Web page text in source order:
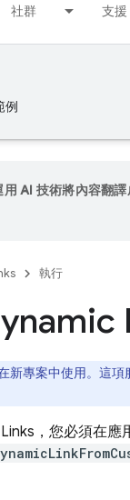
社群 支援
例
AI 技術將內容翻
執行
新專案中使用。這項
，您必須在應